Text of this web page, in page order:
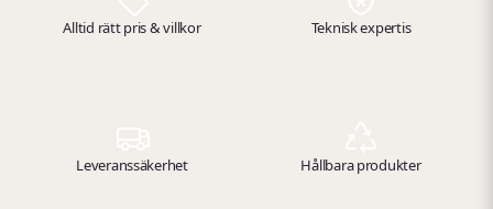
Alltid rätt pris & villkor Teknisk expertis
Leveranssäkerhet Hållbara produkter